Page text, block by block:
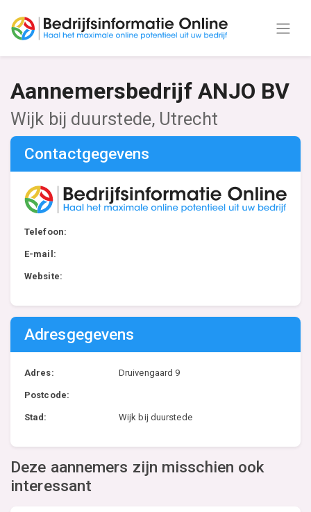
Aannemersbedrijf ANJO BV
Wijk bij duurstede, Utrecht
Contactgegevens
Telefoon:
E-mail:
Website:
Adresgegevens
Adres: Druivengaard 9
Postcode:
Stad: Wijk bij duurstede
Deze aannemers zijn misschien ook
interessant